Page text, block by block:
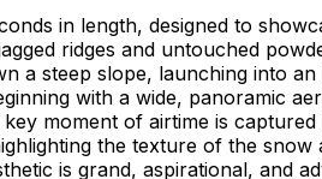
in length, designed to
ridges and untouched
a steep slope, launching into
with a wide, panoramic
moment of airtime is
the texture of the
is grand, aspirational, and